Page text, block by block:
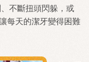
不斷扭頭閃躲，或
每天的潔牙變得困難